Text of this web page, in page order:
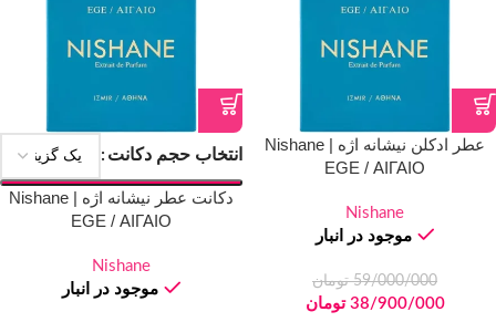
عطر ادکلن نیشانه اژه | Nishane
EGE / ΑΙΓΑΙΟ
Nishane
موجود در انبار
59/000/000 تومان
38/900/000 تومان
انتخاب حجم دکانت
دکانت عطر نیشانه اژه | Nishane
EGE / ΑΙΓΑΙΟ
Nishane
موجود در انبار